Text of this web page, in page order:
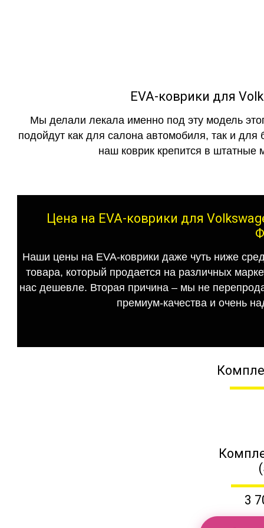
EVA-коврики для
Мы делали лекала именно под эту модель
подойдут как для салона автомобиля, так и для
наш коврик крепится в штатные
Цена на EVA-коврики для
Наши цены на EVA-коврики даже чуть ниже
товара, который продается на различных
нас дешевле. Вторая причина – мы не
премиум-качества и очень
3